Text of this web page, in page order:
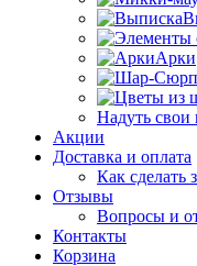
Арки
Надуть
Акции
Доставка и оплата
Как сделать
Отзывы
Вопросы и
Контакты
Корзина